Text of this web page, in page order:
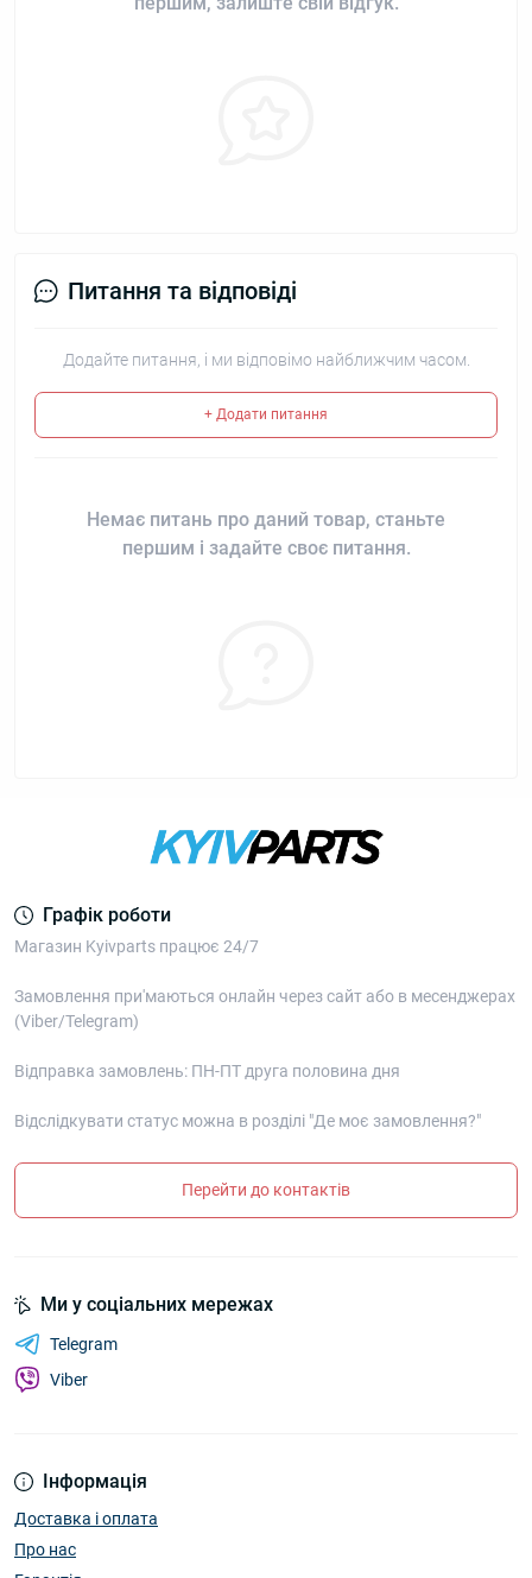
Питання та відповіді
Додайте питання, і ми відповімо найближчим часом.
+ Додати питання
Немає питань про даний товар, станьте
першим і задайте своє питання.
Графік роботи
Магазин Kyivparts працює 24/7
Замовлення при'маються онлайн через сайт або в месенджерах
(Viber/Telegram)
Відправка замовлень: ПН-ПТ друга половина дня
Відслідкувати статус можна в розділі "Де моє замовлення?"
Перейти до контактів
Інформація
Доставка і оплата
Про нас
Ми у соціальних мережах
Telegram
Viber